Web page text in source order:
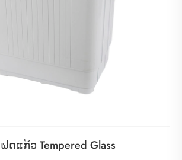
ແກ້ວ Tempered Glass